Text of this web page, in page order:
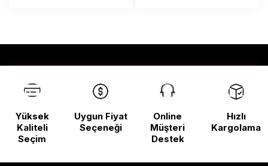
Yüksek
Kaliteli
Seçim
Uygun Fiyat
Seçeneği
Online
Müşteri
Destek
Hızlı
Kargolama